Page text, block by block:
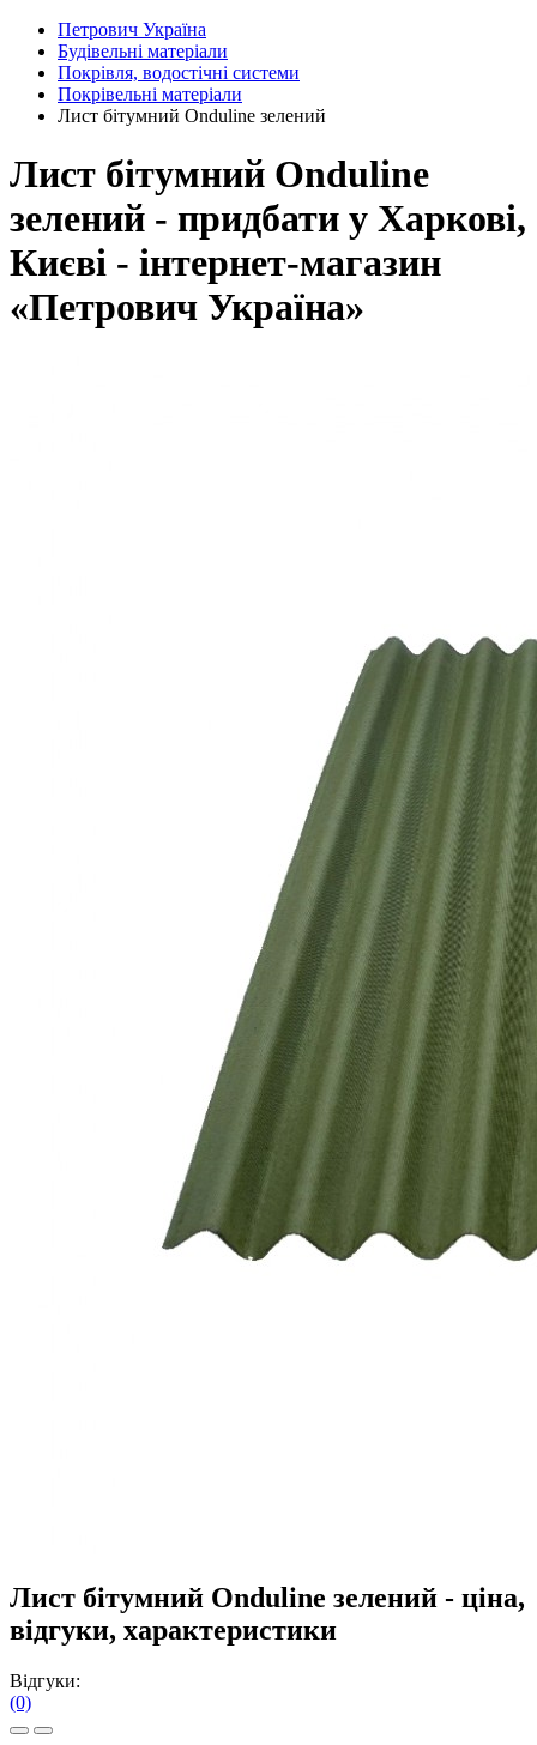
Петрович Україна
Будівельні матеріали
Покрівля, водостічні системи
Покрівельні матеріали
Лист бітумний Onduline зелений
Лист бітумний Onduline
зелений - придбати у Харкові,
Києві - інтернет-магазин
«Петрович Україна»
Лист бітумний Onduline зелений - ціна,
відгуки, характеристики
Відгуки:
(0)